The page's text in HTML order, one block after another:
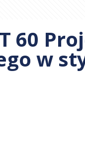
60
w